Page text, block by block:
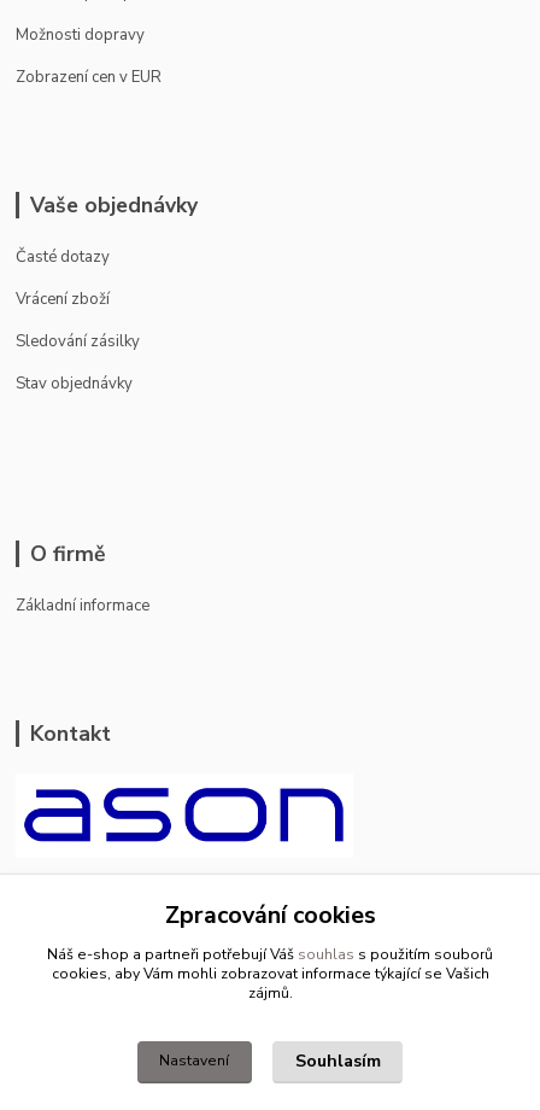
Možnosti dopravy
Zobrazení cen v EUR
Vaše objednávky
Časté dotazy
Vrácení zboží
Sledování zásilky
Stav objednávky
O firmě
Základní informace
Kontakt
+420 799 500 769
pracovní dny 8-11hod.,13-15hod.
Zpracování cookies
Náš e-shop a partneři potřebují Váš souhlas s použitím souborů
cookies, aby Vám mohli zobrazovat informace týkající se Vašich
zájmů.
Nastavení Souhlasím